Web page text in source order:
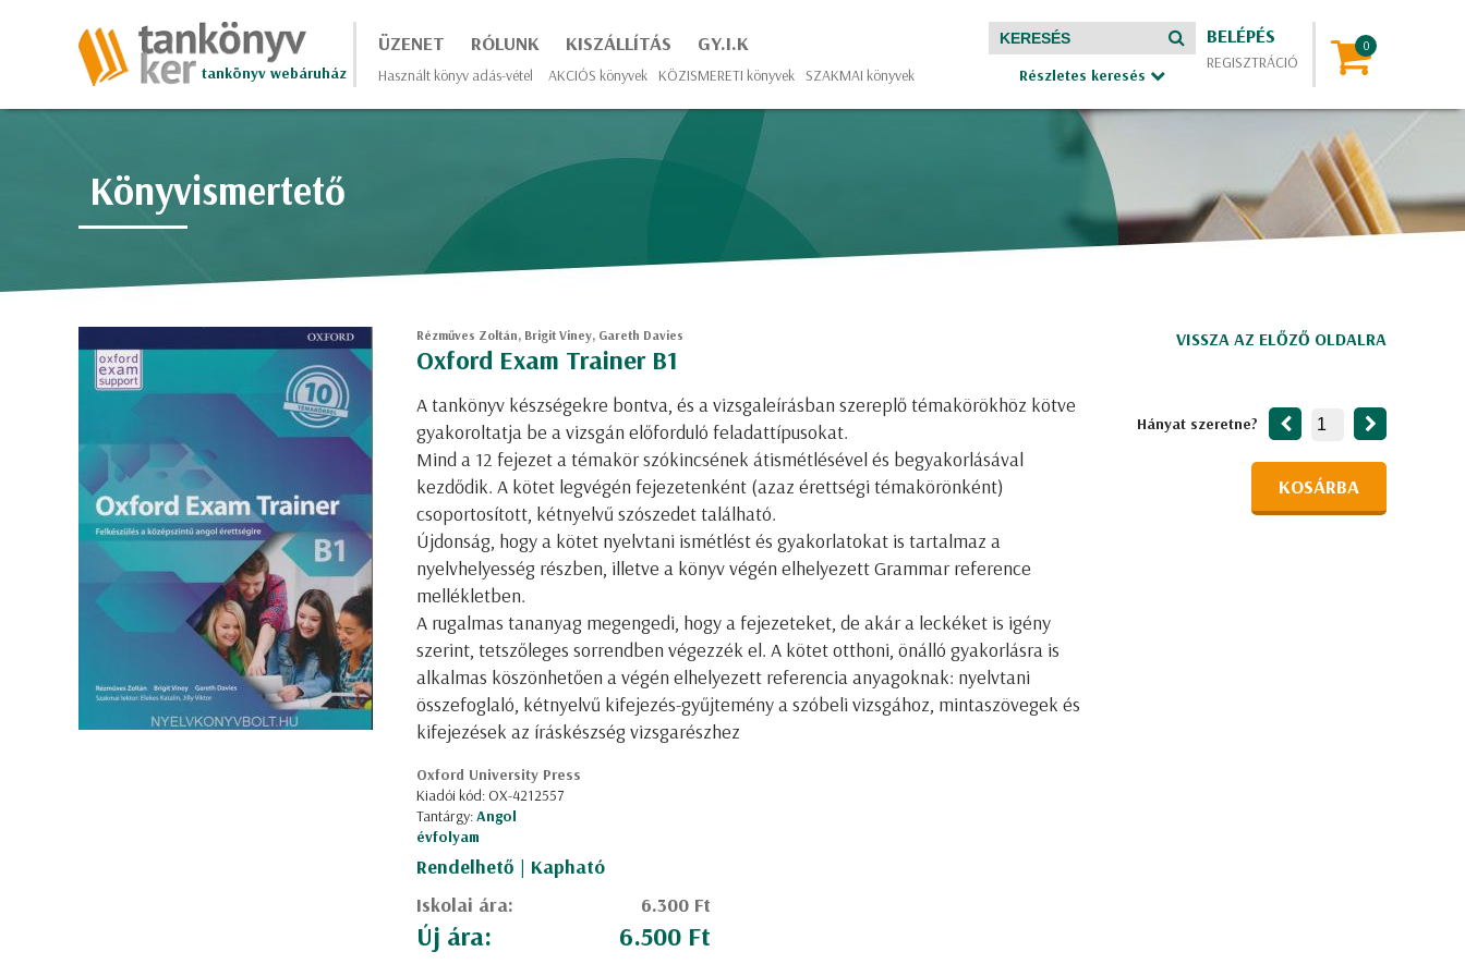
tankönyv webáruház
ÜZENET RÓLUNK KISZÁLLÍTÁS GY.I.K
Használt könyv adás-vétel AKCIÓS könyvek KÖZISMERETI könyvek SZAKMAI könyvek Részletes keresés
BELÉPÉS
REGISZTRÁCIÓ
Könyvismertető
Rézműves Zoltán, Brigit Viney, Gareth Davies
Oxford Exam Trainer B1
A tankönyv készségekre bontva, és a vizsgaleírásban szereplő témakörökhöz kötve
gyakoroltatja be a vizsgán előforduló feladattípusokat.
Mind a 12 fejezet a témakör szókincsének átismétlésével és begyakorlásával
kezdődik. A kötet legvégén fejezetenként (azaz érettségi témakörönként)
csoportosított, kétnyelvű szószedet található.
Újdonság, hogy a kötet nyelvtani ismétlést és gyakorlatokat is tartalmaz a
nyelvhelyesség részben, illetve a könyv végén elhelyezett Grammar reference
mellékletben.
A rugalmas tananyag megengedi, hogy a fejezeteket, de akár a leckéket is igény
szerint, tetszőleges sorrendben végezzék el. A kötet otthoni, önálló gyakorlásra is
alkalmas köszönhetően a végén elhelyezett referencia anyagoknak: nyelvtani
összefoglaló, kétnyelvű kifejezés-gyűjtemény a szóbeli vizsgához, mintaszövegek és
kifejezések az íráskészség vizsgarészhez
Oxford University Press
Kiadói kód: OX-4212557
Tantárgy:Angol
évfolyam
Rendelhető | Kapható
Iskolai ára:
6.300 Ft
Új ára: 6.500 Ft
VISSZA AZ ELŐZŐ OLDALRA
Hányat szeretne?
KOSÁRBA